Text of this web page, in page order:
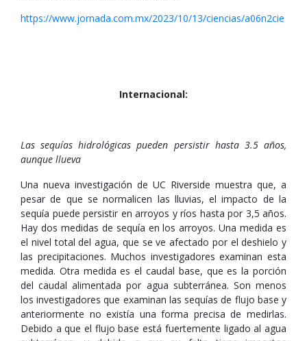
https://www.jornada.com.mx/2023/10/13/ciencias/a06n2cie
Internacional:
Las sequías hidrológicas pueden persistir hasta 3.5 años,
aunque llueva
Una nueva investigación de UC Riverside muestra que, a
pesar de que se normalicen las lluvias, el impacto de la
sequía puede persistir en arroyos y ríos hasta por 3,5 años.
Hay dos medidas de sequía en los arroyos. Una medida es
el nivel total del agua, que se ve afectado por el deshielo y
las precipitaciones. Muchos investigadores examinan esta
medida. Otra medida es el caudal base, que es la porción
del caudal alimentada por agua subterránea. Son menos
los investigadores que examinan las sequías de flujo base y
anteriormente no existía una forma precisa de medirlas.
Debido a que el flujo base está fuertemente ligado al agua